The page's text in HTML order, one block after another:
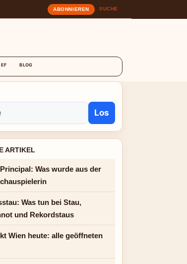
ABONNIEREN SUCHE
BLOG
Los
ARTIKEL
Was wurde aus der
Was tun bei Stau,
und Rekordstaus
Wien heute: alle geöffneten